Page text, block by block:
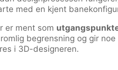
med en kjent
er ment som
begrensning og gir
i 3D-designeren.